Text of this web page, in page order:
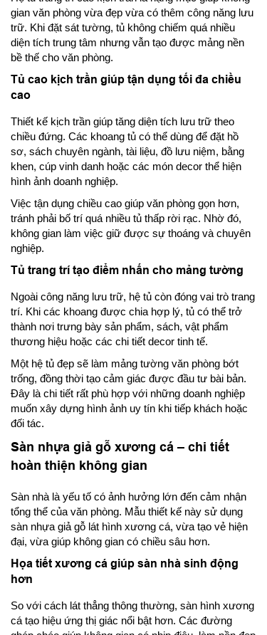
gian văn phòng vừa đẹp vừa có thêm công năng lưu
trữ. Khi đặt sát tường, tủ không chiếm quá nhiều
diện tích trung tâm nhưng vẫn tạo được mảng nền
bề thế cho văn phòng.
Tủ cao kịch trần giúp tận dụng tối đa chiều
cao
Thiết kế kịch trần giúp tăng diện tích lưu trữ theo
chiều đứng. Các khoang tủ có thể dùng để đặt hồ
sơ, sách chuyên ngành, tài liệu, đồ lưu niệm, bằng
khen, cúp vinh danh hoặc các món decor thể hiện
hình ảnh doanh nghiệp.
Việc tận dụng chiều cao giúp văn phòng gọn hơn,
tránh phải bố trí quá nhiều tủ thấp rời rạc. Nhờ đó,
không gian làm việc giữ được sự thoáng và chuyên
nghiệp.
Tủ trang trí tạo điểm nhấn cho mảng tường
Ngoài công năng lưu trữ, hệ tủ còn đóng vai trò trang
trí. Khi các khoang được chia hợp lý, tủ có thể trở
thành nơi trưng bày sản phẩm, sách, vật phẩm
thương hiệu hoặc các chi tiết decor tinh tế.
Một hệ tủ đẹp sẽ làm mảng tường văn phòng bớt
trống, đồng thời tạo cảm giác được đầu tư bài bản.
Đây là chi tiết rất phù hợp với những doanh nghiệp
muốn xây dựng hình ảnh uy tín khi tiếp khách hoặc
đối tác.
Sàn nhựa giả gỗ xương cá – chi tiết
hoàn thiện không gian
Sàn nhà là yếu tố có ảnh hưởng lớn đến cảm nhận
tổng thể của văn phòng. Mẫu thiết kế này sử dụng
sàn nhựa giả gỗ lát hình xương cá, vừa tạo vẻ hiện
đại, vừa giúp không gian có chiều sâu hơn.
Họa tiết xương cá giúp sàn nhà sinh động
hơn
So với cách lát thẳng thông thường, sàn hình xương
cá tạo hiệu ứng thị giác nổi bật hơn. Các đường